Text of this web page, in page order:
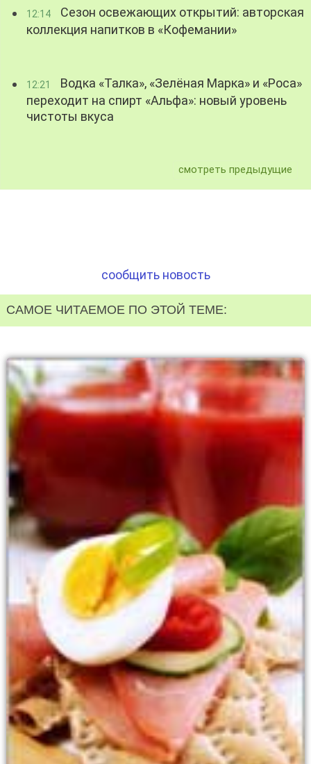
12:14
Сезон освежающих открытий: авторская
коллекция напитков в «Кофемании»
12:21
Водка «Талка», «Зелёная Марка» и «Роса»
переходит на спирт «Альфа»: новый уровень
чистоты вкуса
смотреть предыдущие
сообщить новость
САМОЕ ЧИТАЕМОЕ ПО ЭТОЙ ТЕМЕ: